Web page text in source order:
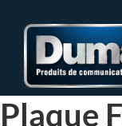
Plaque